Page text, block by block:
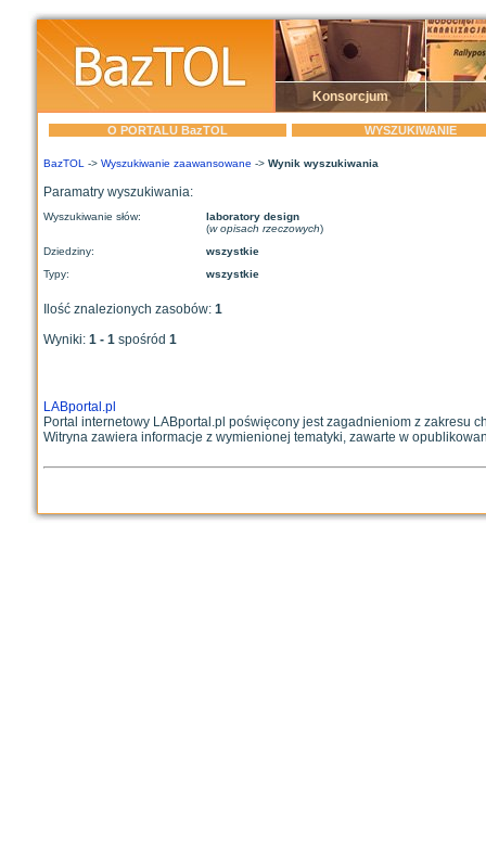
Konsorcjum
O PORTALU BazTOL WYSZUKIWANIE
BazTOL -> Wyszukiwanie zaawansowane -> Wynik wyszukiwania
Paramatry wyszukiwania:
Wyszukiwanie słów:
laboratory design
(w opisach rzeczowych)
Dziedziny:
wszystkie
Typy:
wszystkie
Ilość znalezionych zasobów: 1
Wyniki: 1 - 1 spośród 1
LABportal.pl
Portal internetowy LABportal.pl poświęcony jest zagadnieniom z zakresu
Witryna zawiera informacje z wymienionej tematyki, zawarte w